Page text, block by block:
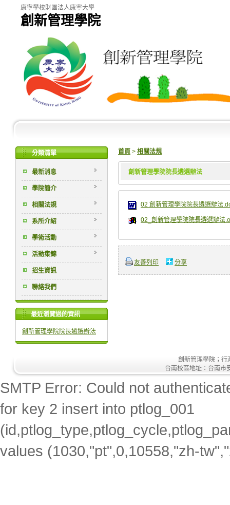
創新管理學院
康寧學校財團法人康寧大學
分類清單
最新消息
學院簡介
相關法規
系所介紹
學術活動
活動集錦
招生資訊
聯絡我們
最近瀏覽過的資訊
創新管理學院院長遴選辦法
首頁 > 相關法規
創新管理學院院長遴選辦法
02 創新管理學院院長遴選辦法
02_創新管理學院院長遴選辦法
友善列印 分享
創新管理學院；
台南校區地址：台南市
SMTP Error: Could not
for key 2 insert into ptlog_001
values (1030,"pt",0,10558,"zh-